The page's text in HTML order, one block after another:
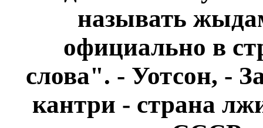
называть
официально в
слова". - Уотсон, -
кантри - страна